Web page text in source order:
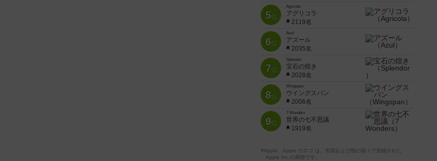
5位
Agricola
アグリコラ
2119名
6位
Azul
アズール
2035名
7位
Splendor
宝石の煌き
2028名
8位
Wingspan
ウイングスパン
2006名
9位
7 Wonders
世界の七不思議
1919名
※Apple、Apple のロゴ は、米国および他の国々で登録された
Apple Inc.の商標です。